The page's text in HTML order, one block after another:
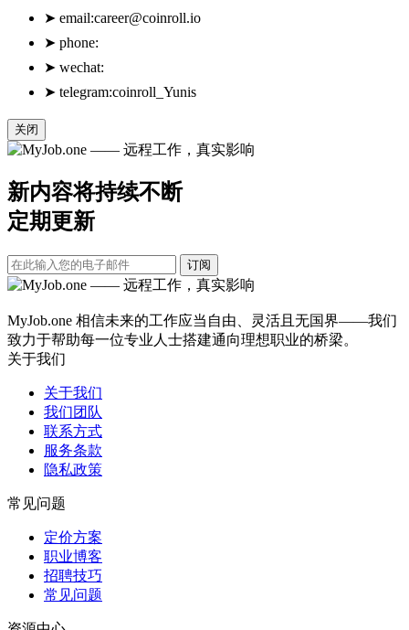
➤ email:career@coinroll.io
➤ phone:
➤ wechat:
➤ telegram:coinroll_Yunis
关闭
新内容将持续不断
定期更新
订阅
MyJob.one 相信未来的工作应当自由、灵活且无国界——我们
致力于帮助每一位专业人士搭建通向理想职业的桥梁。
关于我们
关于我们
我们团队
联系方式
服务条款
隐私政策
常见问题
定价方案
职业博客
招聘技巧
常见问题